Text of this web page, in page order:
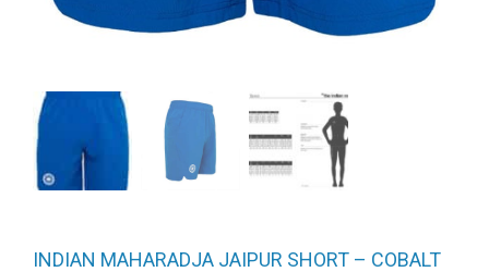
INDIAN MAHARADJA JAIPUR SHORT – COBALT